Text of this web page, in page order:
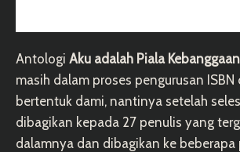
Antologi Aku adalah Piala Kebanggaan
masih dalam proses pengurusan ISBN
bertentuk dami, nantinya setelah
dibagikan kepada 27 penulis yang
dalamnya dan dibagikan ke beberapa